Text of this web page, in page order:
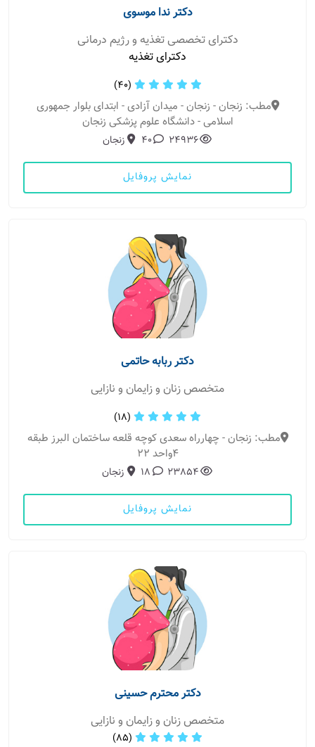
دکتر ندا موسوی
دکترای تخصصی تغذیه و رژیم درمانی
دکترای تغذیه
(40)
مطب: زنجان - زنجان - میدان آزادی - ابتدای بلوار جمهوری
اسلامی - دانشگاه علوم پزشکی زنجان
24936
40 زنجان
نمایش پروفایل
دکتر ربابه حاتمی
متخصص زنان و زایمان و نازایی
(18)
مطب: زنجان - چهارراه سعدی کوچه قلعه ساختمان البرز طبقه
۴واحد ۲۲
23854
18 زنجان
نمایش پروفایل
دکتر محترم حسینی
متخصص زنان و زایمان و نازایی
(85)